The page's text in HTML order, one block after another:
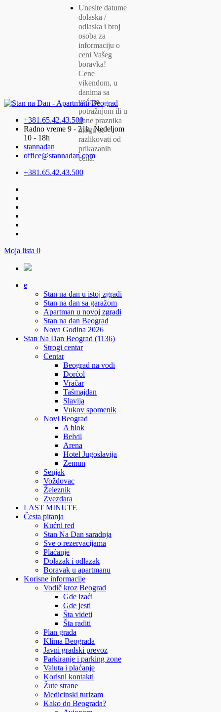
+381.65.42.43.500
Radno vreme 9 - 21h, Nedeljom
10 - 18h
stannadan
office@stannadan.com
+381.65.42.43.500
Moja lista 0
e
Stan na dan u istoj zgradi
Stan na dan sa garažom
Apartman u novoj zgradi
Stan na dan Beograd
Nova Godina 2026
Stan Na Dan Beograd (1136)
Strogi centar
Centar
Beograd na vodi
Dorćol
Vračar
Tašmajdan
Slavija
Vukov spomenik
Novi Beograd
A blok
Belvil
Arena
Hotel Jugoslavija
Zemun
Senjak
Voždovac
Železnik
Zvezdara
LAST MINUTE
Česta pitanja
Kućni red
Stan Na Dan saradnja
Sve o rezervacijama
Plaćanje
Dolazak i odlazak
Boravak u apartmanu
Korisne informacije
Vodič kroz Beograd
Gde izaći
Gde jesti
Šta videti
Šta raditi
Plan grada
Klima Beograda
Javni gradski prevoz
Parkiranje i parking zone
Valuta i plaćanje
Korisni kontakti
Žute strane
Medicinski turizam
Kako do Beograda?
Unesite datume
dolaska /
odlaska i broj
osoba za
informaciju o
ceni Vašeg
boravka!
Cene
vikendom, u
danima sa
većom
potražnjom ili u
dane praznika
mogu se
razlikovati od
prikazanih
cena.